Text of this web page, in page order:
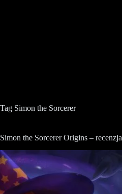
Tag Simon the Sorcerer
Simon the Sorcerer Origins – recenzja